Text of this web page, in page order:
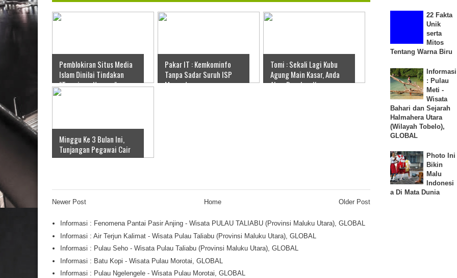
22 Fakta
Unik
serta
Mitos
Tentang Warna Biru
Informasi
: Pulau
Meti -
Wisata
Bahari dan Sejarah
Halmahera Utara
(Wilayah Tobelo),
GLOBAL
Photo Ini
Bikin
Malu
Indonesi
a Di Mata Dunia
Pemblokiran Situs Media
Islam Dinilai Tindakan
"Terorisme Negara"
Pakar IT : Kemkominfo
Tanpa Sadar Suruh ISP
Menyadap
Tomi : Sekali Lagi Kubu
Agung Main Kasar, Anda
Akan Rasakan Kasar
Minggu Ke 3 Bulan Ini,
Tunjangan Pegawai Cair
Newer Post Older Post
Home
Informasi : Fenomena Pantai Pasir Anjing - Wisata PULAU TALIABU (Provinsi Maluku Utara), GLOBAL
Informasi : Air Terjun Kalimat - Wisata Pulau Taliabu (Provinsi Maluku Utara), GLOBAL
Informasi : Pulau Seho - Wisata Pulau Taliabu (Provinsi Maluku Utara), GLOBAL
Informasi : Batu Kopi - Wisata Pulau Morotai, GLOBAL
Informasi : Pulau Ngelengele - Wisata Pulau Morotai, GLOBAL